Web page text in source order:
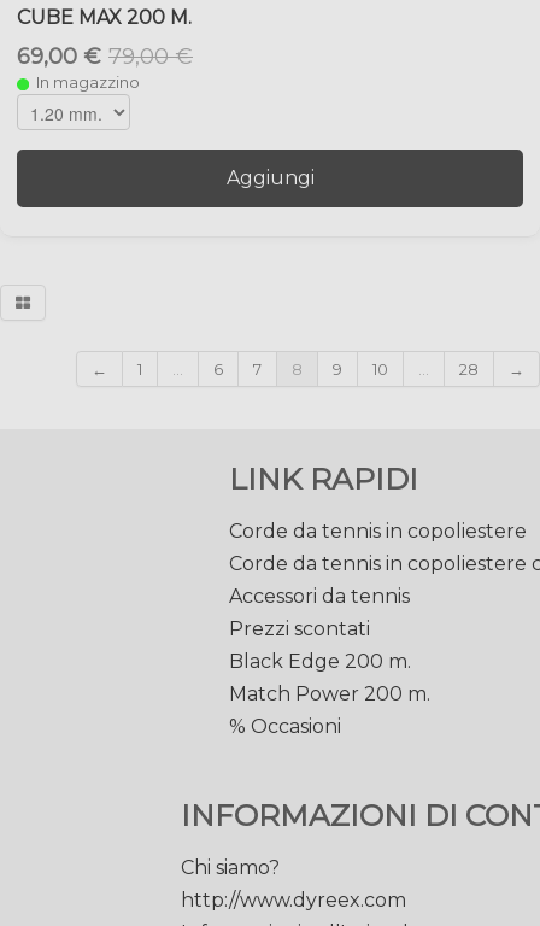
CUBE MAX 200 M.
69,00 € 79,00 €
In magazzino
Aggiungi
← 1 ... 6 7 8 9 10 ... 28 →
LINK RAPIDI
Corde da tennis in copoliestere
Corde da tennis in copoliestere
Accessori da tennis
Prezzi scontati
Black Edge 200 m.
Match Power 200 m.
% Occasioni
INFORMAZIONI DI
Chi siamo?
http://www.dyreex.com